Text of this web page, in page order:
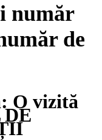
număr
de
O vizită